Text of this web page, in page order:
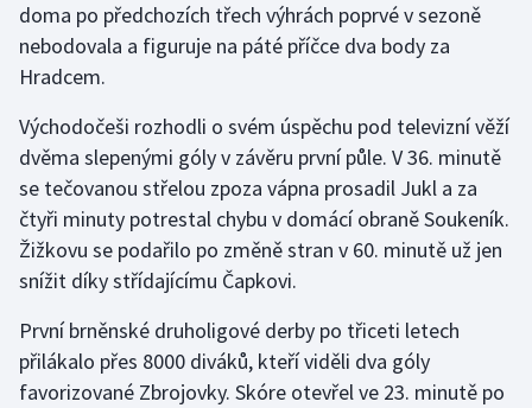
Jezdectví
Krasobruslení
Lezení
Lyže a snowboard
Moderní pětiboj
Motorsport
doma po předchozích třech výhrách poprvé v sezoně
nebodovala a figuruje na páté příčce dva body za
Hradcem.
Východočeši rozhodli o svém úspěchu pod televizní věží
dvěma slepenými góly v závěru první půle. V 36. minutě
se tečovanou střelou zpoza vápna prosadil Jukl a za
čtyři minuty potrestal chybu v domácí obraně Soukeník.
Žižkovu se podařilo po změně stran v 60. minutě už jen
snížit díky střídajícímu Čapkovi.
První brněnské druholigové derby po třiceti letech
přilákalo přes 8000 diváků, kteří viděli dva góly
favorizované Zbrojovky. Skóre otevřel ve 23. minutě po